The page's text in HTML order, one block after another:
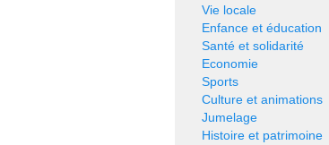
Vie locale
Enfance et éducation
Santé et solidarité
Economie
Sports
Culture et animations
Jumelage
Histoire et patrimoine